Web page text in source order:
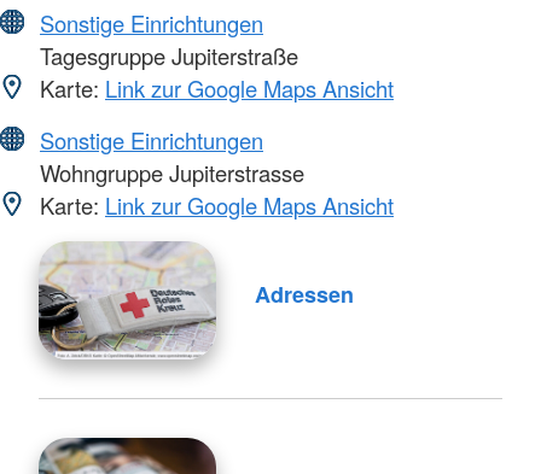
Sonstige Einrichtungen
Tagesgruppe Jupiterstraße
Karte: Link zur Google Maps Ansicht
Sonstige Einrichtungen
Wohngruppe Jupiterstrasse
Karte: Link zur Google Maps Ansicht
Adressen